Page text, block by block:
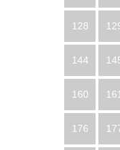
128
144
160 161
176